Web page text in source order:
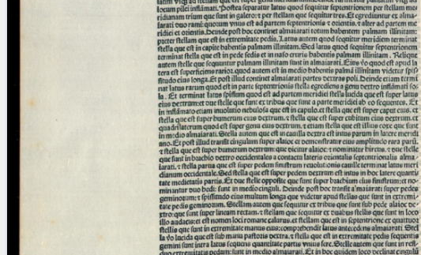
(the underscore) is the placeholder
for exactly one character.
placeholder for no, one or more
(two percent signs) is the
placeholder for no, one or more
than one character, but not for
blank space (so that a search ends
Start
Project
Team
News
Jobs
Publications
Conference
Arabic Works
Arabic Manuscripts